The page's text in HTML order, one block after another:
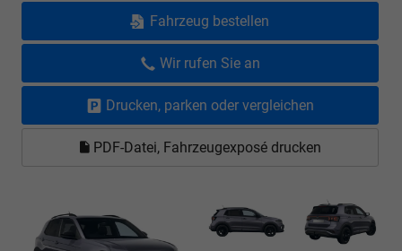
Fahrzeug bestellen
Wir rufen Sie an
Drucken, parken oder vergleichen
PDF-Datei, Fahrzeugexposé drucken